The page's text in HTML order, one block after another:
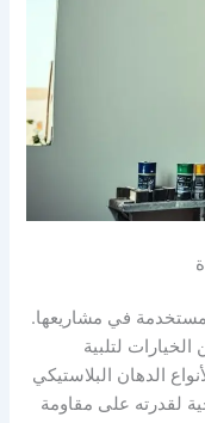
في مشاريعها.
لتلبية
الدهان البلاستيكي
لقدرته على مقاومة